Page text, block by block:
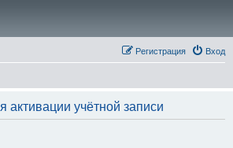
Вход
Регистрация
активации учётной записи